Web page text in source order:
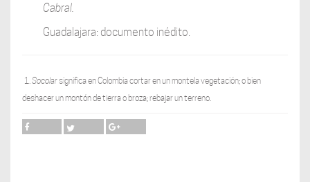
Cabral.
Guadalajara: documento inédito.
1. Socolar significa en Colombia cortar en un montela vegetación; o bien
deshacer un montón de tierra o broza; rebajar un terreno.